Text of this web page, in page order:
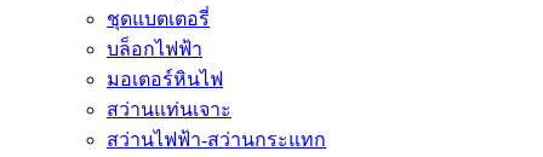
ชุดแบตเตอรี่
บล็อกไฟฟ้า
มอเตอร์หินไฟ
สว่านแท่นเจาะ
สว่านไฟฟ้า-สว่านกระแทก